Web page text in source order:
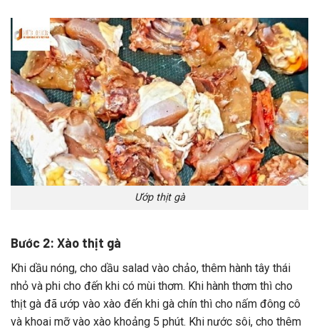
Ướp thịt gà
Bước 2: Xào thịt gà
Khi dầu nóng, cho dầu salad vào chảo, thêm hành tây thái
nhỏ và phi cho đến khi có mùi thơm. Khi hành thơm thì cho
thịt gà đã ướp vào xào đến khi gà chín thì cho nấm đông cô
và khoai mỡ vào xào khoảng 5 phút. Khi nước sôi, cho thêm